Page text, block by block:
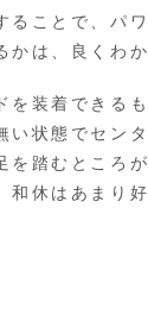
ることで、パ
かは、良くわか
を装着できる
い状態でセン
を踏むところ
和休はあまり